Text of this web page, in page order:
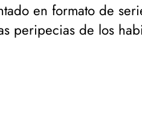
en formato de
peripecias de los